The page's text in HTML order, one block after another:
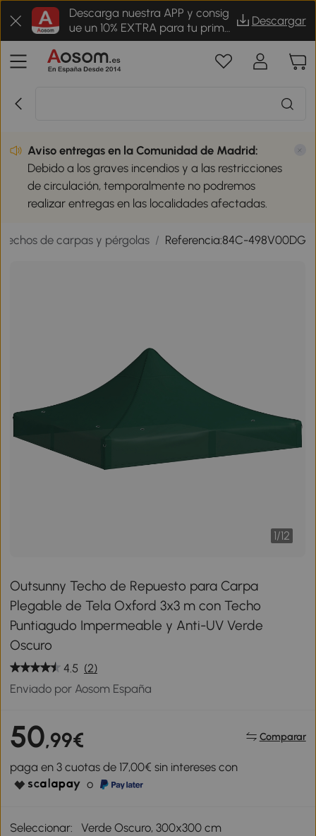
Descarga nuestra APP y consig
ue un 10% EXTRA para tu prime
r pedido
Descargar
Aviso entregas en la Comunidad de Madrid:
Debido a los graves incendios y a las restricciones
de circulación, temporalmente no podremos
realizar entregas en las localidades afectadas.
Techos de carpas y pérgolas / Referencia:84C-498V00DG
1/12
Outsunny Techo de Repuesto para Carpa
Plegable de Tela Oxford 3x3 m con Techo
Puntiagudo Impermeable y Anti-UV Verde
Oscuro
4.5 (2)
Enviado por Aosom España
50,99€ Comparar
paga en 3 cuotas de 17,00€ sin intereses con
o
Seleccionar: Verde Oscuro, 300x300 cm